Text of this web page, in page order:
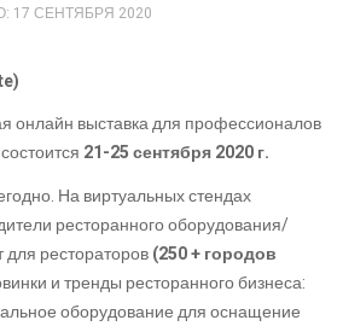
17 СЕНТЯБРЯ 2020
онлайн выставка для профессионалов
21-25 сентября 2020 г.
На виртуальных стендах
ресторанного оборудования/
для рестораторов(250 + городов
и тренды ресторанного бизнеса:
оборудование для оснащение